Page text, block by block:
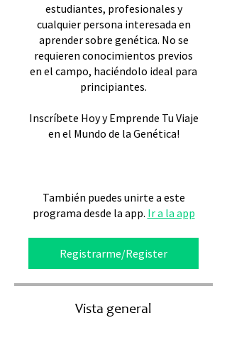
estudiantes, profesionales y
cualquier persona interesada en
aprender sobre genética. No se
requieren conocimientos previos
en el campo, haciéndolo ideal para
principiantes.
Inscríbete Hoy y Emprende Tu Viaje
en el Mundo de la Genética!
También puedes unirte a este
programa desde la app. Ir a la app
Registrarme/Register
Vista general